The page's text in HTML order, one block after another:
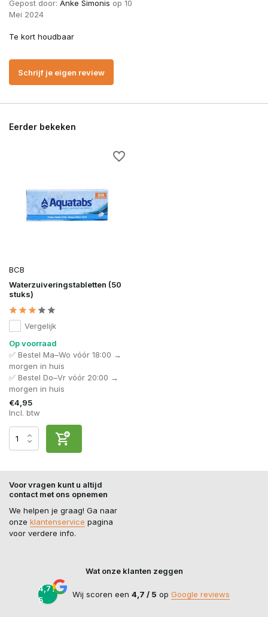
Gepost door: Anke Simonis op 10
Mei 2024
Te kort houdbaar
Schrijf je eigen review
Eerder bekeken
BCB
Waterzuiveringstabletten (50
stuks)
Vergelijk
Op voorraad
✅ Bestel Ma–Wo vóór 18:00 →
morgen in huis
✅ Bestel Do–Vr vóór 20:00 →
morgen in huis
€4,95
Incl. btw
Voor vragen kunt u altijd
contact met ons opnemen
We helpen je graag! Ga naar
onze klantenservice pagina
voor verdere info.
Wat onze klanten zeggen
4,7 /
5
Wij scoren een 4,7 / 5 op Google reviews